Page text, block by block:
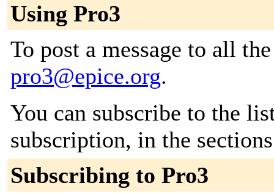
Using Pro3
To post a message to all
pro3@epice.org.
You can subscribe to the
subscription, in the
Subscribing to Pro3